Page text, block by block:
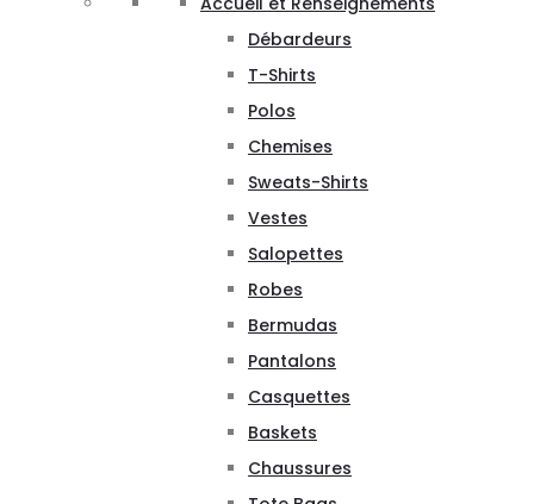
Débardeurs
T-Shirts
Polos
Chemises
Sweats-Shirts
Vestes
Salopettes
Robes
Bermudas
Pantalons
Casquettes
Baskets
Chaussures